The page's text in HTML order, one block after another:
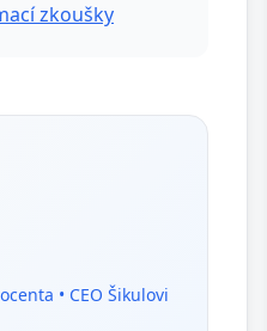
zkoušky
• CEO Šikulovi